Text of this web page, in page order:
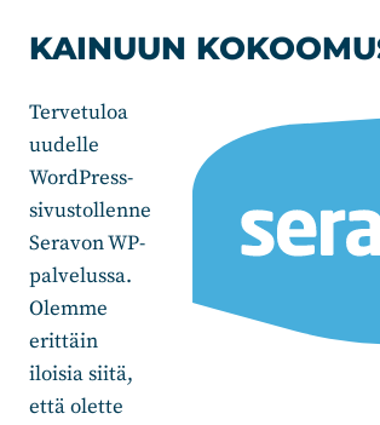
sisältöön
KAINUUN
Tervetuloa
uudelle
WordPress-
sivustollenne
Seravon WP-
palvelussa.
Olemme
erittäin
iloisia siitä,
että olette